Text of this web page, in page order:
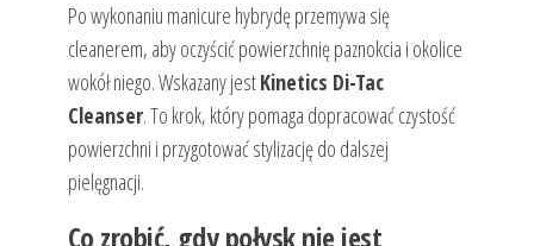
Po wykonaniu manicure hybrydę przemywa się
cleanerem, aby oczyścić powierzchnię paznokcia i okolice
wokół niego. Wskazany jestKinetics Di-Tac
Cleanser. To krok, który pomaga dopracować czystość
powierzchni i przygotować stylizację do dalszej
pielęgnacji.
Co zrobić, gdy połysk nie jest